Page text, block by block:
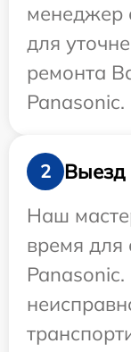
менеджер
для
ремонта
Panasonic.
2
Выезд
Наш
время для